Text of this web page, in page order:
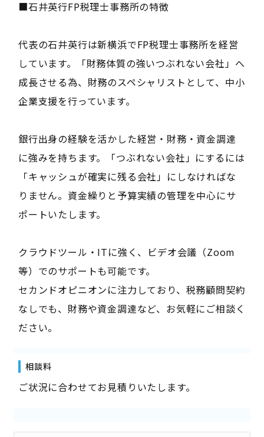
■石井英行FP税理士事務所の特徴
代表の石井英行は新横浜でFP税理士事務所を経営
しています。「財務体質の強いつぶれない会社」へ
成長させる為、財務のスペシャリストとして、中小
企業支援を行っています。
銀行出身の経験を活かした経営・財務・資金調達
に強みを持ちます。「つぶれない会社」にするには
「キャッシュが確実に残る会社」にしなければな
りません。資金繰りと予算実績の管理を中心にサ
ポートいたします。
クラウドツール・ITに強く、ビデオ会議（Zoom
等）でのサポートも可能です。
セカンドオピニオンに注力しており、税務顧問契約
なしでも、財務や資金調達など、お気軽にご相談く
ださい。
相談料
ご状況に合わせてお見積りいたします。